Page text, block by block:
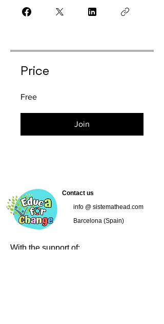
Price
Free
Join
Contact us
info @ sistemathead.com
Barcelona (Spain)
With the support of: